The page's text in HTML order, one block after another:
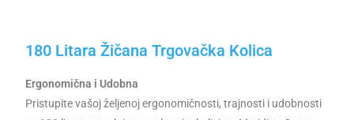
180 Litara Žičana Trgovačka Kolica
Ergonomična i Udobna
Pristupite vašoj željenoj ergonomičnosti, trajnosti i udobnosti